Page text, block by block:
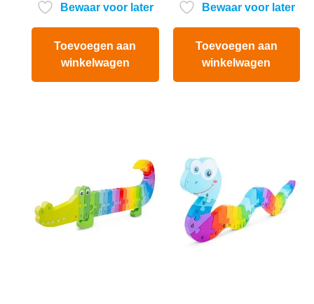
Bewaar voor later
Toevoegen aan
winkelwagen
Bewaar voor later
Toevoegen aan
winkelwagen